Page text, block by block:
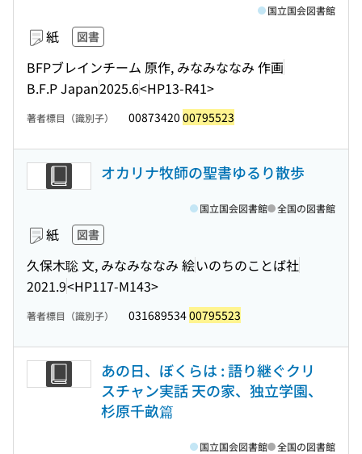
紙 図書
BFPブレインチーム 原作, みなみななみ 作画
B.F.P Japan2025.6<HP13-R41>
国立国会図書館
著者標目（識別子） 00873420 00795523
オカリナ牧師の聖書ゆるり散歩
紙 図書
久保木聡 文, みなみななみ 絵いのちのことば社
2021.9<HP117-M143>
国立国会図書館 全国の図書館
著者標目（識別子） 03168953400795523
あの日、ぼくらは : 語り継ぐクリ
スチャン実話 天の家、独立学園、
杉原千畝篇
国立国会図書館 全国の図書館